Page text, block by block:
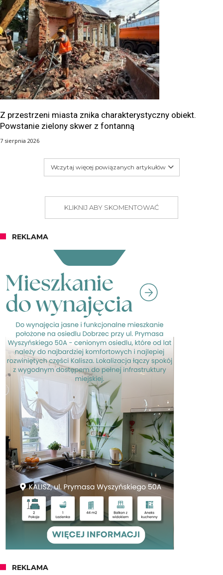
Z przestrzeni miasta znika charakterystyczny obiekt.
Powstanie zielony skwer z fontanną
7 sierpnia 2026
Wczytaj więcej powiązanych artykułów
KLIKNIJ ABY SKOMENTOWAĆ
REKLAMA
REKLAMA